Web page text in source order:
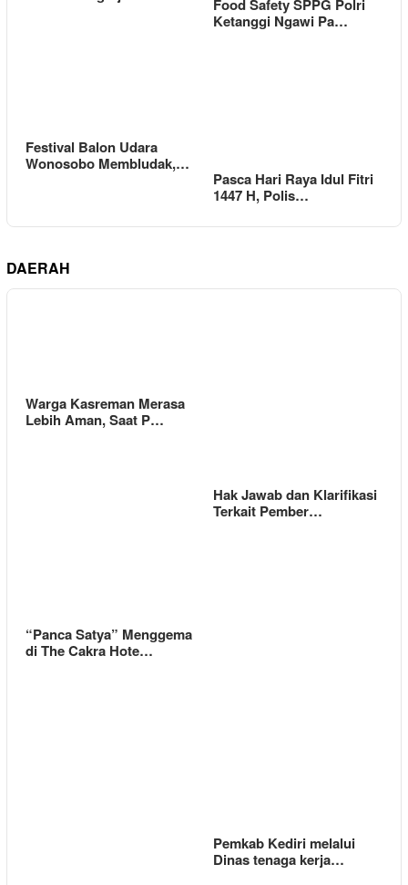
Food Safety SPPG Polri
Ketanggi Ngawi Pa…
Festival Balon Udara
Wonosobo Membludak,…
Pasca Hari Raya Idul Fitri
1447 H, Polis…
DAERAH
Warga Kasreman Merasa
Lebih Aman, Saat P…
Hak Jawab dan Klarifikasi
Terkait Pember…
“Panca Satya” Menggema
di The Cakra Hote…
Pemkab Kediri melalui
Dinas tenaga kerja…